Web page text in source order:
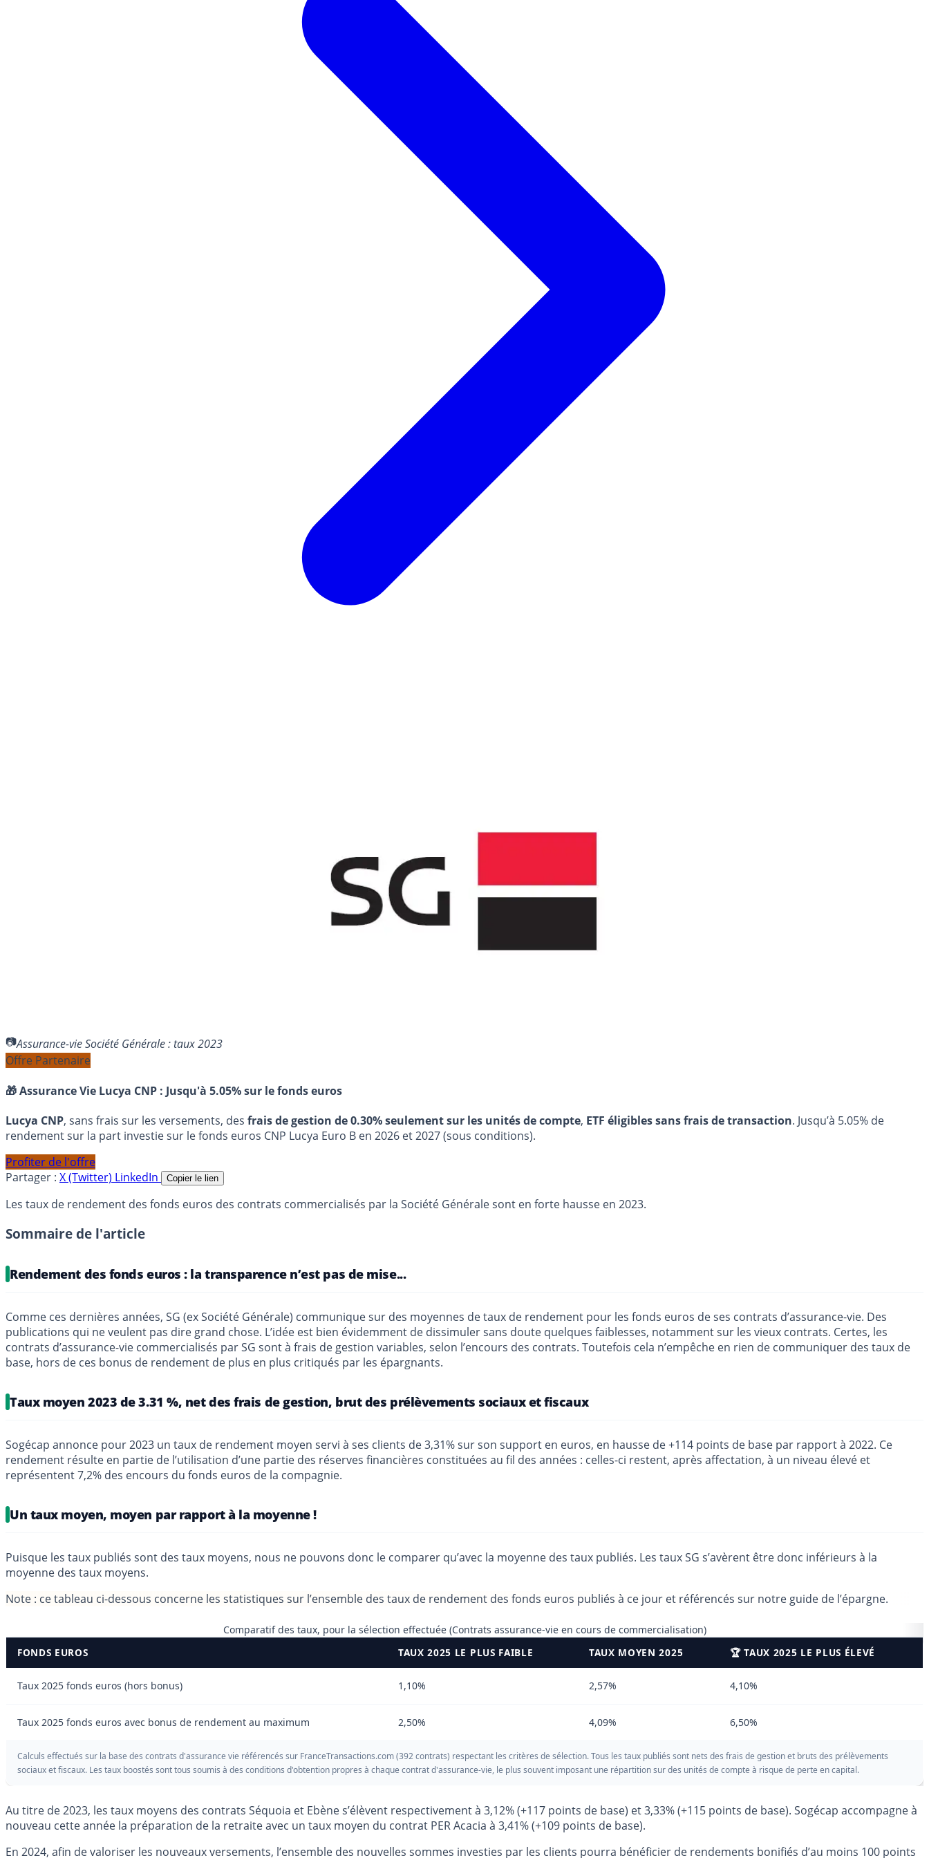
Assurance-vie Société Générale : taux 2023
Offre Partenaire
🎁 Assurance Vie Lucya CNP : Jusqu'à 5.05% sur le fonds euros
Lucya CNP, sans frais sur les versements, des frais de gestion de 0.30% seulement sur les unités de compte, ETF éligibles sans frais de transaction. Jusqu’à 5.05% de
rendement sur la part investie sur le fonds euros CNP Lucya Euro B en 2026 et 2027 (sous conditions).
Profiter de l'offre
Partager : X (Twitter) LinkedIn Copier le lien
Les taux de rendement des fonds euros des contrats commercialisés par la Société Générale sont en forte hausse en 2023.
Sommaire de l'article
Rendement des fonds euros : la transparence n’est pas de mise...
Comme ces dernières années, SG (ex Société Générale) communique sur des moyennes de taux de rendement pour les fonds euros de ses contrats d’assurance-vie. Des
publications qui ne veulent pas dire grand chose. L’idée est bien évidemment de dissimuler sans doute quelques faiblesses, notamment sur les vieux contrats. Certes, les
contrats d’assurance-vie commercialisés par SG sont à frais de gestion variables, selon l’encours des contrats. Toutefois cela n’empêche en rien de communiquer des taux de
base, hors de ces bonus de rendement de plus en plus critiqués par les épargnants.
Taux moyen 2023 de 3.31 %, net des frais de gestion, brut des prélèvements sociaux et fiscaux
Sogécap annonce pour 2023 un taux de rendement moyen servi à ses clients de 3,31% sur son support en euros, en hausse de +114 points de base par rapport à 2022. Ce
rendement résulte en partie de l’utilisation d’une partie des réserves financières constituées au fil des années : celles-ci restent, après affectation, à un niveau élevé et
représentent 7,2% des encours du fonds euros de la compagnie.
Un taux moyen, moyen par rapport à la moyenne !
Puisque les taux publiés sont des taux moyens, nous ne pouvons donc le comparer qu’avec la moyenne des taux publiés. Les taux SG s’avèrent être donc inférieurs à la
moyenne des taux moyens.
Note : ce tableau ci-dessous concerne les statistiques sur l’ensemble des taux de rendement des fonds euros publiés à ce jour et référencés sur notre guide de l’épargne.
Comparatif des taux, pour la sélection effectuée (Contrats assurance-vie en cours de commercialisation)
FONDS EUROS
TAUX 2025 LE PLUS FAIBLE TAUX MOYEN 2025 🏆 TAUX 2025 LE PLUS ÉLEVÉ
Taux 2025 fonds euros (hors bonus) 1,10% 2,57% 4,10%
Taux 2025 fonds euros avec bonus de rendement au maximum 2,50% 4,09% 6,50%
Calculs effectués sur la base des contrats d'assurance vie référencés sur FranceTransactions.com (392 contrats) respectant les critères de sélection. Tous les taux publiés sont nets des frais de gestion et bruts des prélèvements
sociaux et fiscaux. Les taux boostés sont tous soumis à des conditions d'obtention propres à chaque contrat d'assurance-vie, le plus souvent imposant une répartition sur des unités de compte à risque de perte en capital.
Au titre de 2023, les taux moyens des contrats Séquoia et Ebène s’élèvent respectivement à 3,12% (+117 points de base) et 3,33% (+115 points de base). Sogécap accompagne à
nouveau cette année la préparation de la retraite avec un taux moyen du contrat PER Acacia à 3,41% (+109 points de base).
En 2024, afin de valoriser les nouveaux versements, l’ensemble des nouvelles sommes investies par les clients pourra bénéficier de rendements bonifiés d’au moins 100 points